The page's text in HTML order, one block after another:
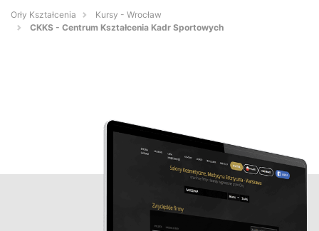
Orły Kształcenia
Kursy - Wrocław
CKKS - Centrum Kształcenia Kadr Sportowych